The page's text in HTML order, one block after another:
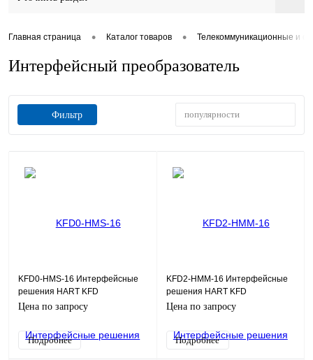
Главная страница • Каталог товаров • Телекоммуникационные и
Интерфейсный преобразователь
Фильтр популярности
KFD0-HMS-16 Интерфейсные
решения HART KFD
Цена по запросу
Подробнее
KFD2-HMM-16 Интерфейсные
решения HART KFD
Цена по запросу
Подробнее